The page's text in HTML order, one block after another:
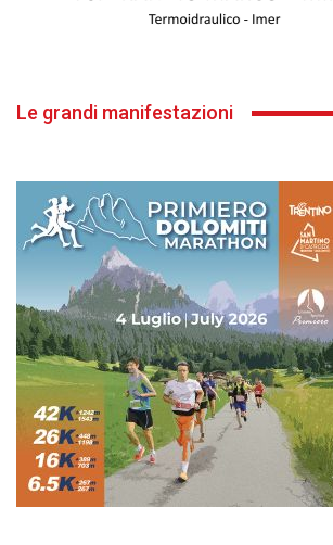
Le grandi manifestazioni